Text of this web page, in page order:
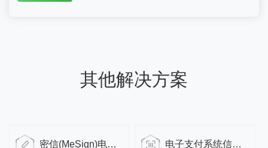
其他解决方案
密信(MeSign)电子签名服务 电子支付系统信息安全解决方案